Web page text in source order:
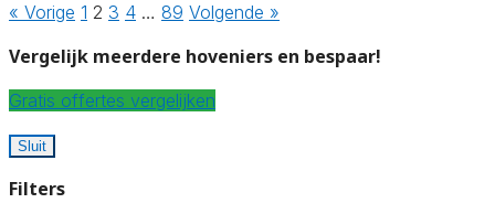
« Vorige 1 2 3 4 … 89 Volgende »
Vergelijk meerdere hoveniers en bespaar!
Gratis offertes vergelijken
Sluit
Filters